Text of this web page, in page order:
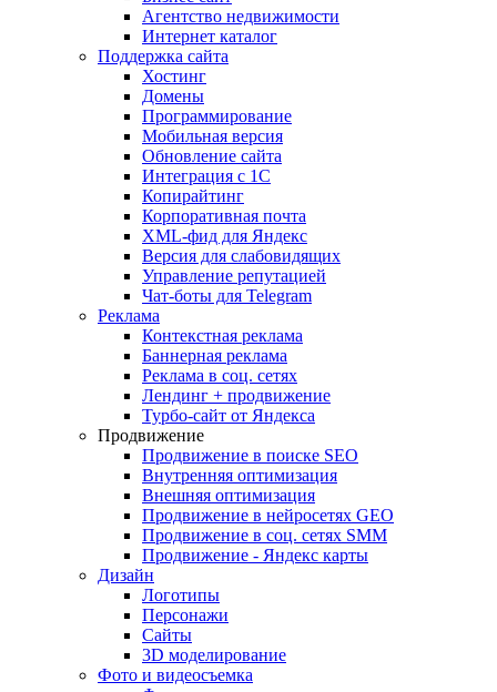
Агентство недвижимости
Интернет каталог
Поддержка сайта
Хостинг
Домены
Программирование
Мобильная версия
Обновление сайта
Интеграция с 1С
Копирайтинг
Корпоративная почта
XML-фид для Яндекс
Версия для слабовидящих
Управление репутацией
Чат-боты для Telegram
Реклама
Контекстная реклама
Баннерная реклама
Реклама в соц. сетях
Лендинг + продвижение
Турбо-сайт от Яндекса
Продвижение
Продвижение в поиске SEO
Внутренняя оптимизация
Внешняя оптимизация
Продвижение в нейросетях GEO
Продвижение в соц. сетях SMM
Продвижение - Яндекс карты
Дизайн
Логотипы
Персонажи
Сайты
3D моделирование
Фото и видеосъемка